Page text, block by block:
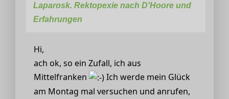
Laparosk. Rektopexie nach D'Hoore und
Erfahrungen
Hi,
ach ok, so ein Zufall, ich aus
Mittelfranken
Ich werde mein Glück
am Montag mal versuchen und anrufen,